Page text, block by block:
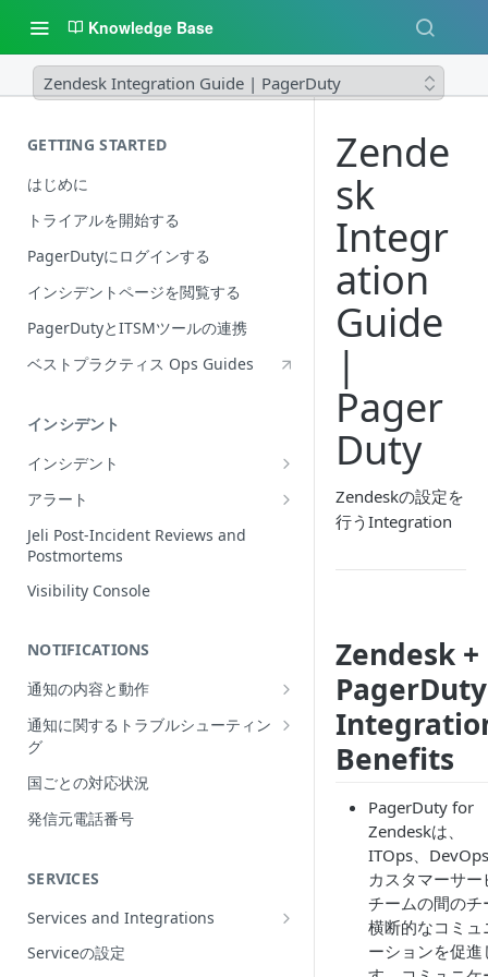
Knowledge Base
Zendesk Integration Guide | PagerDuty
GETTING STARTED
はじめに
トライアルを開始する
PagerDutyにログインする
インシデントページを閲覧する
PagerDutyとITSMツールの連携
ベストプラクティス Ops Guides
インシデント
インシデント
Incidentの編集
インシデントの再割当て
（Reassign）
インシデントの再開（Reopen）
Incident Roles
Incident Tasks
Incident Types
インシデントが作成されない理由
Conference Bridge
アラート
Alerts Table
Jeli Post-Incident Reviews and
Postmortems
Visibility Console
NOTIFICATIONS
通知の内容と動作
Push Notifications
Email Notifications
電話通知
Phone Notification Disclosures
SMS Notifications
WhatsApp Notification
通知に関するトラブルシューティン
グ
想定される通知の動作
プッシュ通知のトラブルシューティ
ング
グ
電話通知のトラブルシューティング
SMS通知のトラブルシューティング
国ごとの対応状況
発信元電話番号
SERVICES
Services and Integrations
Service Directory
Serviceの設定
Zende
sk
Integr
ation
Guide
|
Pager
Duty
Zendeskの設定を
行うIntegration
Zendesk +
PagerDuty
Benefits
PagerDuty for
Zendeskは、
ITOps、
カスタマーサー
チームの間のチ
横断的なコミュ
ーションを促進